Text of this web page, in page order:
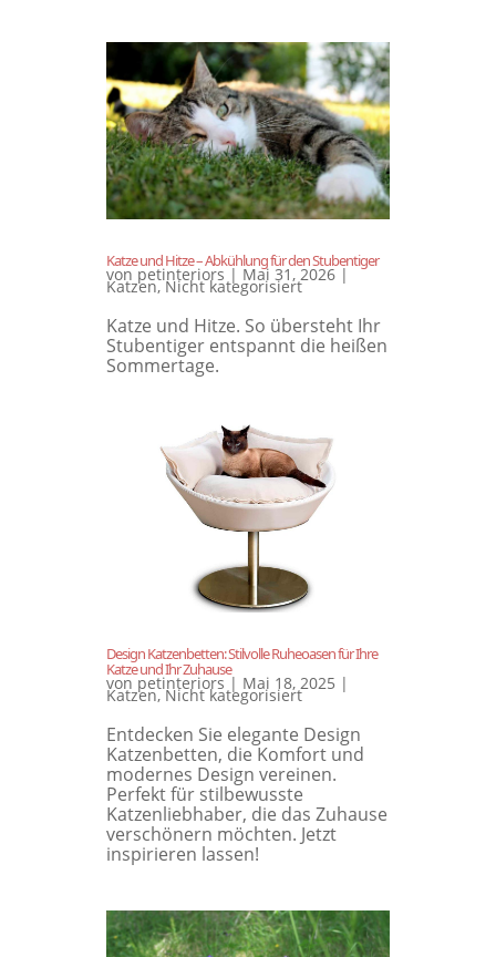
Katze und Hitze – Abkühlung für den Stubentiger
von petinteriors | Mai 31, 2026 |
Katzen,Nicht kategorisiert
Katze und Hitze. So übersteht Ihr
Stubentiger entspannt die heißen
Sommertage.
Design Katzenbetten: Stilvolle Ruheoasen für Ihre
Katze und Ihr Zuhause
von petinteriors | Mai 18, 2025 |
Katzen,Nicht kategorisiert
Entdecken Sie elegante Design
Katzenbetten, die Komfort und
modernes Design vereinen.
Perfekt für stilbewusste
Katzenliebhaber, die das Zuhause
verschönern möchten. Jetzt
inspirieren lassen!